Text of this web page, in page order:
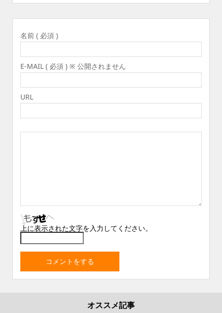
名前 ( 必須 )
E-MAIL ( 必須 ) ※ 公開されません
URL
上に表示された文字を入力してください。
オススメ記事